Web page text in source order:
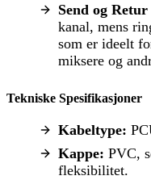
Send og
kanal, mens
som er ideelt
miksere og
Tekniske Spesifikasjoner
Kabeltype:
Kappe: PVC,
fleksibilitet.